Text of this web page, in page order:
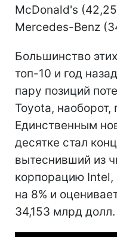
McDonald's
Mercedes-Benz
Большинство
топ-10 и год
пару позиций
Toyota, наоборот,
Единственным
десятке стал
вытеснивший из
корпорацию
на 8% и
34,153 млрд долл.